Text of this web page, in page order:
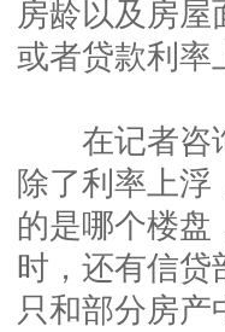
房龄以及房
或者贷款利率
在记者咨询
除了利率上浮
的是哪个楼盘
时，还有信贷
只和部分房